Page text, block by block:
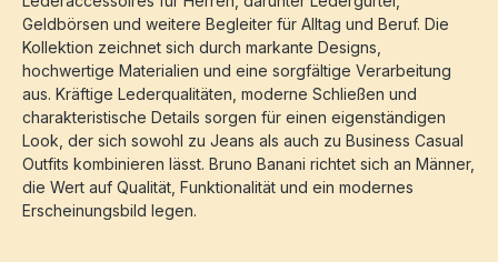
Geldbörsen und weitere Begleiter für Alltag und Beruf. Die
Kollektion zeichnet sich durch markante Designs,
hochwertige Materialien und eine sorgfältige Verarbeitung
aus. Kräftige Lederqualitäten, moderne Schließen und
charakteristische Details sorgen für einen eigenständigen
Look, der sich sowohl zu Jeans als auch zu Business Casual
Outfits kombinieren lässt. Bruno Banani richtet sich an Männer,
die Wert auf Qualität, Funktionalität und ein modernes
Erscheinungsbild legen.